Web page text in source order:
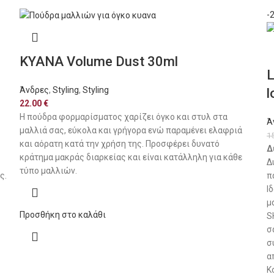
KYANA Volume Dust 30ml
Άνδρες, Styling, Styling
22.00€
Η πούδρα φορμαρίσματος χαρίζει όγκο και στυλ στα
μαλλιά σας, εύκολα και γρήγορα ενώ παραμένει ελαφριά
και αόρατη κατά την χρήση της. Προσφέρει δυνατό
κράτημα μακράς διαρκείας και είναι κατάλληλη για κάθε
τύπο μαλλιών.
Προσθήκη στο καλάθι
-